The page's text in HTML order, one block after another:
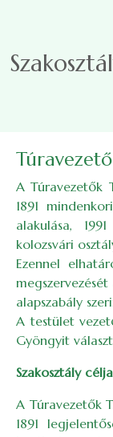
A Túravezetők
1891
alakulása,
kolozsvári
Ezennel
alapszabály
A testület
Gyöngyit
Szakosztály célja
A Túravezetők
1891